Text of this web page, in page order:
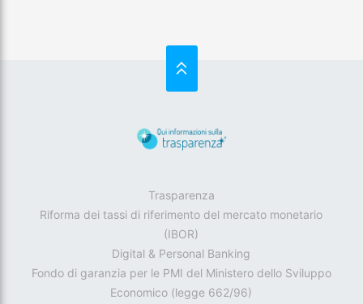
SU
Trasparenza
Riforma dei tassi di riferimento del mercato monetario
(IBOR)
Digital & Personal Banking
Fondo di garanzia per le PMI del Ministero dello Sviluppo
Economico (legge 662/96)